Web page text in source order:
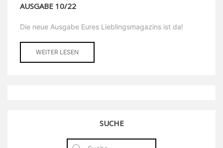
AUSGABE 10/22
Die neue Ausgabe Eures Lieblingsmagazins ist da!
WEITER LESEN
SUCHE